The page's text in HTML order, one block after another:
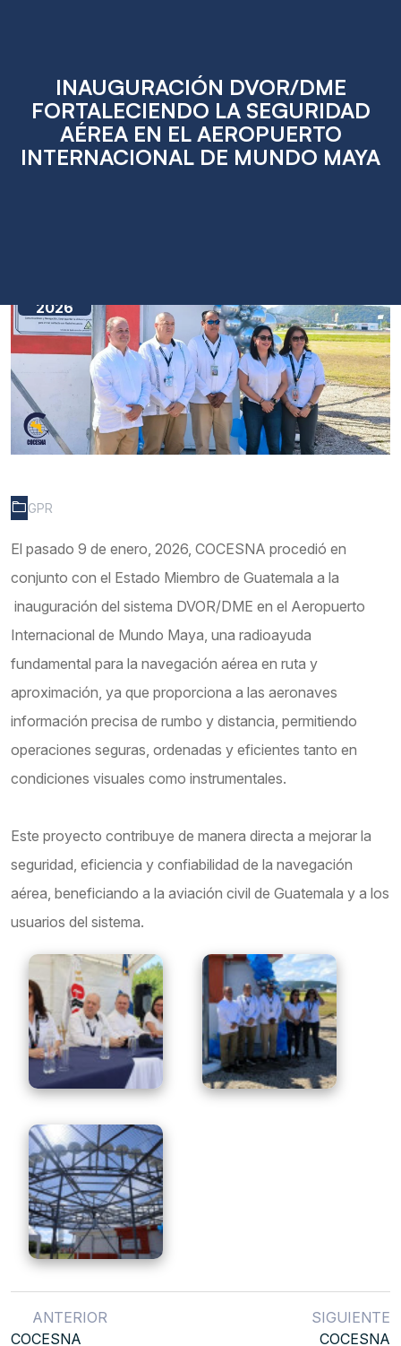
INAUGURACIÓN DVOR/DME
FORTALECIENDO LA SEGURIDAD
AÉREA EN EL AEROPUERTO
INTERNACIONAL DE MUNDO MAYA
2026
GPR
El pasado 9 de enero, 2026, COCESNA procedió en
conjunto con el Estado Miembro de Guatemala a la
inauguración del sistema DVOR/DME en el Aeropuerto
Internacional de Mundo Maya, una radioayuda
fundamental para la navegación aérea en ruta y
aproximación, ya que proporciona a las aeronaves
información precisa de rumbo y distancia, permitiendo
operaciones seguras, ordenadas y eficientes tanto en
condiciones visuales como instrumentales.
Este proyecto contribuye de manera directa a mejorar la
seguridad, eficiencia y confiabilidad de la navegación
aérea, beneficiando a la aviación civil de Guatemala y a los
usuarios del sistema.
ANTERIOR
COCESNA
SIGUIENTE
COCESNA